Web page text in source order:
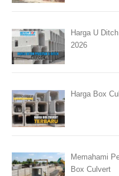
Harga U
2026
Harga Box
Memahami
Box Culvert